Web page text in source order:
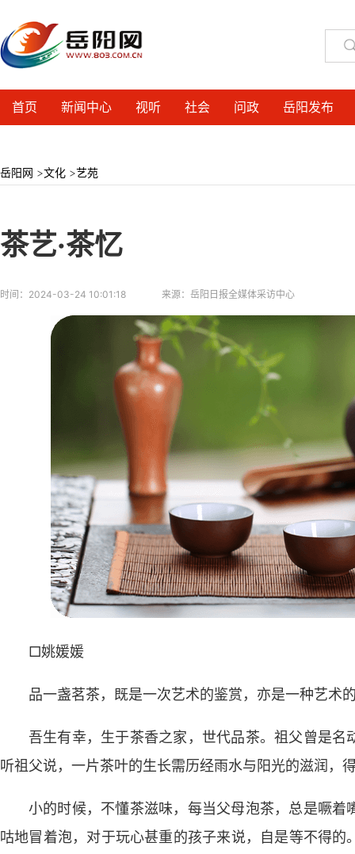
首页 新闻中心 视听 社会 问政 岳阳发布
岳阳网 >文化 >艺苑
茶艺·茶忆
时间： 2024-03-24 10:01:18 来源： 岳阳日报全媒体采访中心
□姚媛媛
品一盏茗茶，既是一次艺术的鉴赏，亦是一种艺术
吾生有幸，生于茶香之家，世代品茶。祖父曾是
听祖父说，一片茶叶的生长需历经雨水与阳光的滋润，
小的时候，不懂茶滋味，每当父母泡茶，总是噘
咕地冒着泡，对于玩心甚重的孩子来说，自是等不得